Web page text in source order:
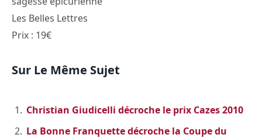
Les Belles Lettres
Prix : 19€
Sur Le Même Sujet
Christian Giudicelli décroche le prix Cazes 2010
La Bonne Franquette décroche la Coupe du